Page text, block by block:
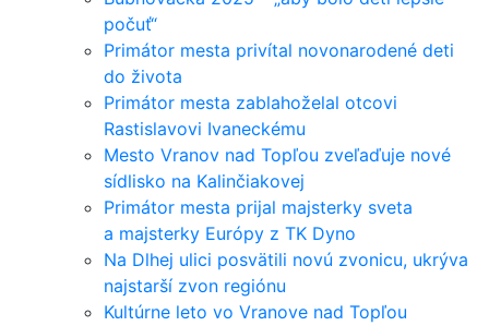
počuť“
Primátor mesta privítal novonarodené deti
do života
Primátor mesta zablahoželal otcovi
Rastislavovi Ivaneckému
Mesto Vranov nad Topľou zveľaďuje nové
sídlisko na Kalinčiakovej
Primátor mesta prijal majsterky sveta
a majsterky Európy z TK Dyno
Na Dlhej ulici posvätili novú zvonicu, ukrýva
najstarší zvon regiónu
Kultúrne leto vo Vranove nad Topľou